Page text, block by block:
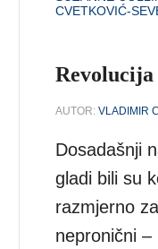
CVETKOVIĆ-
AUTOR:VLADIMIR
Dosadašnji
gladi bili su
razmjerno
nepronični